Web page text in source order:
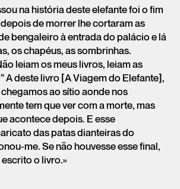
na história deste elefante foi o fim
de morrer lhe cortaram as
bengaleiro à entrada do palácio e lá
os chapéus, as sombrinhas.
leiam os meus livros, leiam as
A deste livro [A Viagem do Elefante],
chegamos ao sítio aonde nos
tem que ver com a morte, mas
acontece depois. E esse
das patas dianteiras do
me. Se não houvesse esse final,
o livro.»